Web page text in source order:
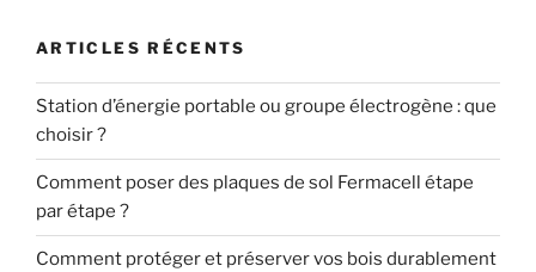
ARTICLES RÉCENTS
Station d’énergie portable ou groupe électrogène : que
choisir ?
Comment poser des plaques de sol Fermacell étape
par étape ?
Comment protéger et préserver vos bois durablement